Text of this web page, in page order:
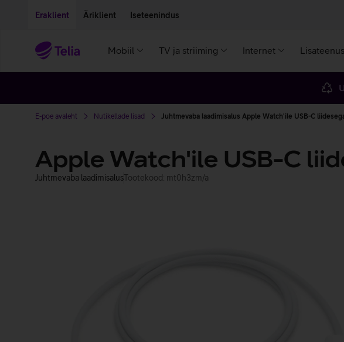
Eraklient Äriklient Iseteenindus
Mobiil TV ja striiming Internet
E-poe avaleht Nutikellade lisad Juhtmevaba laadimisalus Apple Watch'ile USB-C
Apple Watch'ile USB-C
Juhtmevaba laadimisalusTootekood: mt0h3zm/a